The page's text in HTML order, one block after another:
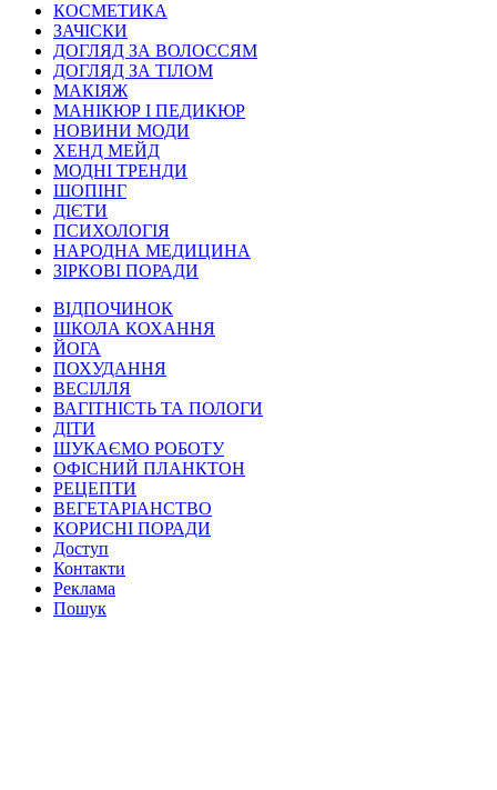
КОСМЕТИКА
ЗАЧІСКИ
ДОГЛЯД ЗА ВОЛОССЯМ
ДОГЛЯД ЗА ТІЛОМ
МАКІЯЖ
МАНІКЮР І ПЕДИКЮР
НОВИНИ МОДИ
ХЕНД МЕЙД
МОДНІ ТРЕНДИ
ШОПІНГ
ДІЄТИ
ПСИХОЛОГІЯ
НАРОДНА МЕДИЦИНА
ЗІРКОВІ ПОРАДИ
ВІДПОЧИНОК
ШКОЛА КОХАННЯ
ЙОГА
ПОХУДАННЯ
ВЕСІЛЛЯ
ВАГІТНІСТЬ ТА ПОЛОГИ
ДІТИ
ШУКАЄМО РОБОТУ
ОФІСНИЙ ПЛАНКТОН
РЕЦЕПТИ
ВЕГЕТАРІАНСТВО
КОРИСНІ ПОРАДИ
Доступ
Контакти
Реклама
Пошук